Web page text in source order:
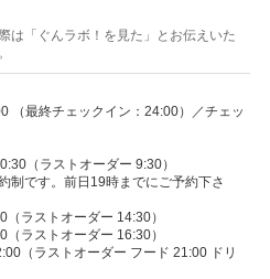
は「ぐんラボ！を見た」とお伝えいた
（最終チェックイン：24:00）／チェッ
（ラストオーダー 9:30）
制です。前日19時までにご予約下さ
ラストオーダー 14:30）
ラストオーダー 16:30）
（ラストオーダー フード 21:00 ドリ